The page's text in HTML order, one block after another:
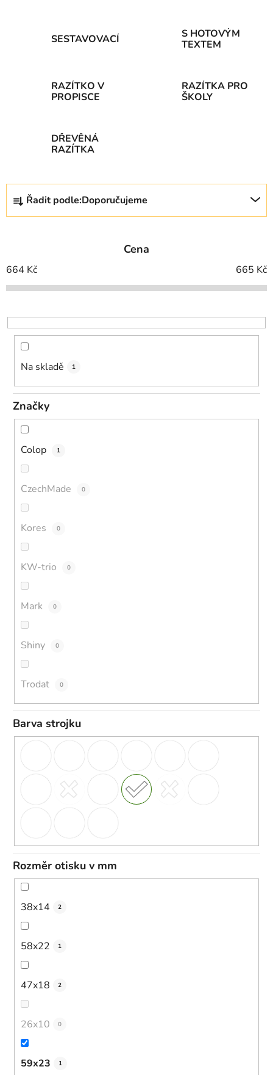
SESTAVOVACÍ
S HOTOVÝM
TEXTEM
RAZÍTKO V
PROPISCE
RAZÍTKA PRO
ŠKOLY
DŘEVĚNÁ
RAZÍTKA
Ř
z
í
p
o
d
ů
Řadit podle:Doporučujeme
Cena
664 Kč 665 Kč
Na skladě 1
Značky
Colop 1
CzechMade 0
Kores 0
KW-trio 0
Mark 0
Shiny 0
Trodat 0
Barva strojku
Rozměr otisku v mm
38x14 2
58x22 1
47x18 2
26x10 0
59x23 1